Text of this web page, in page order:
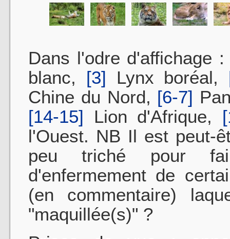
Dans l'odre d'affichage
blanc, [3] Lynx boréal,
Chine du Nord, [6-7]
[14-15] Lion d'Afrique,
l'Ouest. NB Il est peut-
peu triché pour
d'enfermement de
(en commentaire)
"maquillée(s)" ?